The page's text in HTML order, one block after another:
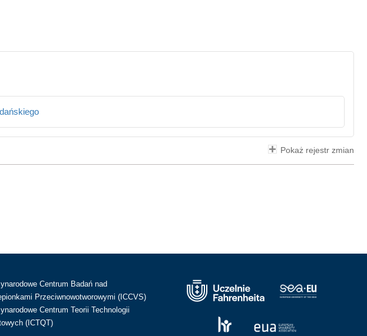
Pokaż rejestr zmian
Centrum Badań nad
Przeciwnowotworowymi (ICCVS)
Centrum Teorii Technologii
(ICTQT)